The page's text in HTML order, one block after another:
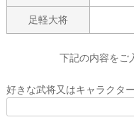
足軽大将
下記の内容をご
好きな武将又はキャラクター